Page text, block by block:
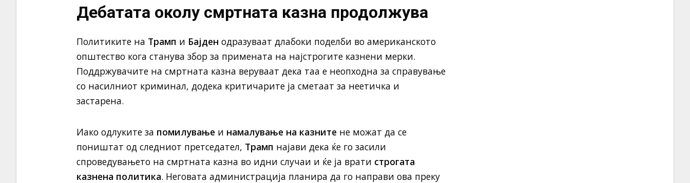
Дебатата околу смртната казна продолжува
Политиките на Трамп и Бајден одразуваат длабоки поделби во американското
општество кога станува збор за примената на најстрогите казнени мерки.
Поддржувачите на смртната казна веруваат дека таа е неопходна за справување
со насилниот криминал, додека критичарите ја сметаат за неетичка и
застарена.
Иако одлуките за помилување и намалување на казните не можат да се
поништат од следниот претседател, Трамп најави дека ќе го засили
спроведувањето на смртната казна во идни случаи и ќе ја врати строгата
казнена политика. Неговата администрација планира да го направи ова преку